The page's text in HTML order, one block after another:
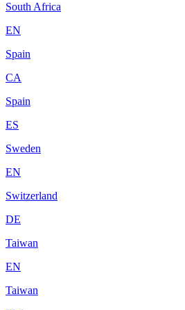
South Africa
EN
Spain
CA
Spain
ES
Sweden
EN
Switzerland
DE
Taiwan
EN
Taiwan